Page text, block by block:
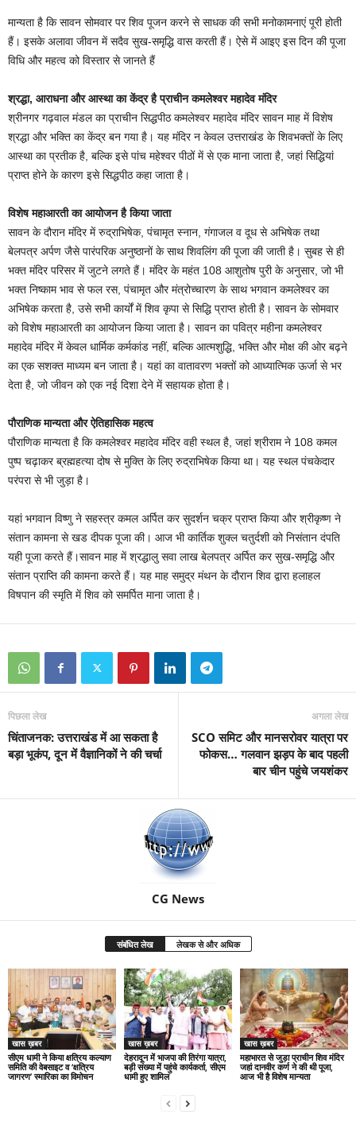
मान्यता है कि सावन सोमवार पर शिव पूजन करने से साधक की सभी मनोकामनाएं पूरी होती
हैं। इसके अलावा जीवन में सदैव सुख-समृद्धि वास करती हैं। ऐसे में आइए इस दिन की पूजा
विधि और महत्व को विस्तार से जानते हैं
श्रद्धा, आराधना और आस्था का केंद्र है प्राचीन कमलेश्वर महादेव मंदिर
श्रीनगर गढ़वाल मंडल का प्राचीन सिद्धपीठ कमलेश्वर महादेव मंदिर सावन माह में विशेष
श्रद्धा और भक्ति का केंद्र बन गया है। यह मंदिर न केवल उत्तराखंड के शिवभक्तों के लिए
आस्था का प्रतीक है, बल्कि इसे पांच महेश्वर पीठों में से एक माना जाता है, जहां सिद्धियां
प्राप्त होने के कारण इसे सिद्धपीठ कहा जाता है।
विशेष महाआरती का आयोजन है किया जाता
सावन के दौरान मंदिर में रुद्राभिषेक, पंचामृत स्नान, गंगाजल व दूध से अभिषेक तथा
बेलपत्र अर्पण जैसे पारंपरिक अनुष्ठानों के साथ शिवलिंग की पूजा की जाती है। सुबह से ही
भक्त मंदिर परिसर में जुटने लगते हैं। मंदिर के महंत 108 आशुतोष पुरी के अनुसार, जो भी
भक्त निष्काम भाव से फल रस, पंचामृत और मंत्रोच्चारण के साथ भगवान कमलेश्वर का
अभिषेक करता है, उसे सभी कार्यों में शिव कृपा से सिद्धि प्राप्त होती है। सावन के सोमवार
को विशेष महाआरती का आयोजन किया जाता है। सावन का पवित्र महीना कमलेश्वर
महादेव मंदिर में केवल धार्मिक कर्मकांड नहीं, बल्कि आत्मशुद्धि, भक्ति और मोक्ष की ओर बढ़ने
का एक सशक्त माध्यम बन जाता है। यहां का वातावरण भक्तों को आध्यात्मिक ऊर्जा से भर
देता है, जो जीवन को एक नई दिशा देने में सहायक होता है।
पौराणिक मान्यता और ऐतिहासिक महत्व
पौराणिक मान्यता है कि कमलेश्वर महादेव मंदिर वही स्थल है, जहां श्रीराम ने 108 कमल
पुष्प चढ़ाकर ब्रह्महत्या दोष से मुक्ति के लिए रुद्राभिषेक किया था। यह स्थल पंचकेदार
परंपरा से भी जुड़ा है।
यहां भगवान विष्णु ने सहस्त्र कमल अर्पित कर सुदर्शन चक्र प्राप्त किया और श्रीकृष्ण ने
संतान कामना से खड दीपक पूजा की। आज भी कार्तिक शुक्ल चतुर्दशी को निसंतान दंपति
यही पूजा करते हैं।सावन माह में श्रद्धालु सवा लाख बेलपत्र अर्पित कर सुख-समृद्धि और
संतान प्राप्ति की कामना करते हैं। यह माह समुद्र मंथन के दौरान शिव द्वारा हलाहल
विषपान की स्मृति में शिव को समर्पित माना जाता है।
पिछला लेख
चिंताजनक: उत्तराखंड में आ सकता है
बड़ा भूकंप, दून में वैज्ञानिकों ने की चर्चा
अगला लेख
SCO समिट और मानसरोवर यात्रा पर
फोकस… गलवान झड़प के बाद पहली
बार चीन पहुंचे जयशंकर
CG News
संबंधित लेख लेखक से और अधिक
खास ख़बर
सीएम धामी ने किया क्षत्रिय कल्याण
समिति की वेबसाइट व ‘क्षत्रिय
जागरण’ स्मारिका का विमोचन
खास ख़बर
देहरादून में भाजपा की तिरंगा यात्रा,
बड़ी संख्या में पहुंचे कार्यकर्ता, सीएम
धामी हुए शामिल
खास ख़बर
महाभारत से जुड़ा प्राचीन शिव मंदिर
जहां दानवीर कर्ण ने की थी पूजा,
आज भी है विशेष मान्यता